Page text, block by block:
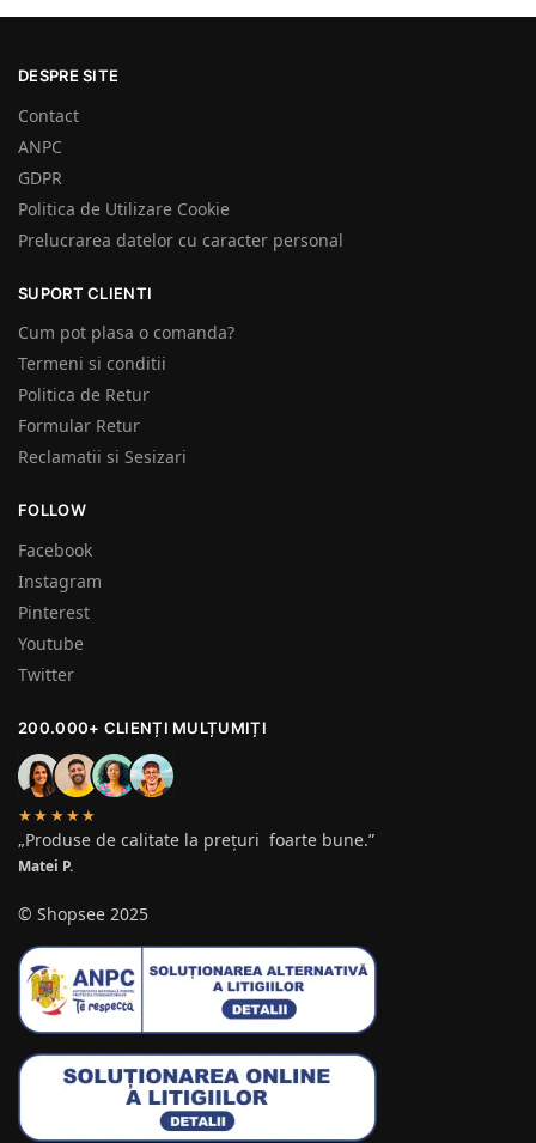
DESPRE SITE
Contact
ANPC
GDPR
Politica de Utilizare Cookie
Prelucrarea datelor cu caracter personal
SUPORT CLIENTI
Cum pot plasa o comanda?
Termeni si conditii
Politica de Retur
Formular Retur
Reclamatii si Sesizari
FOLLOW
Facebook
Instagram
Pinterest
Youtube
Twitter
200.000+ CLIENȚI MULȚUMIȚI
★★★★★
„Produse de calitate la prețuri foarte bune.”
Matei P.
© Shopsee 2025